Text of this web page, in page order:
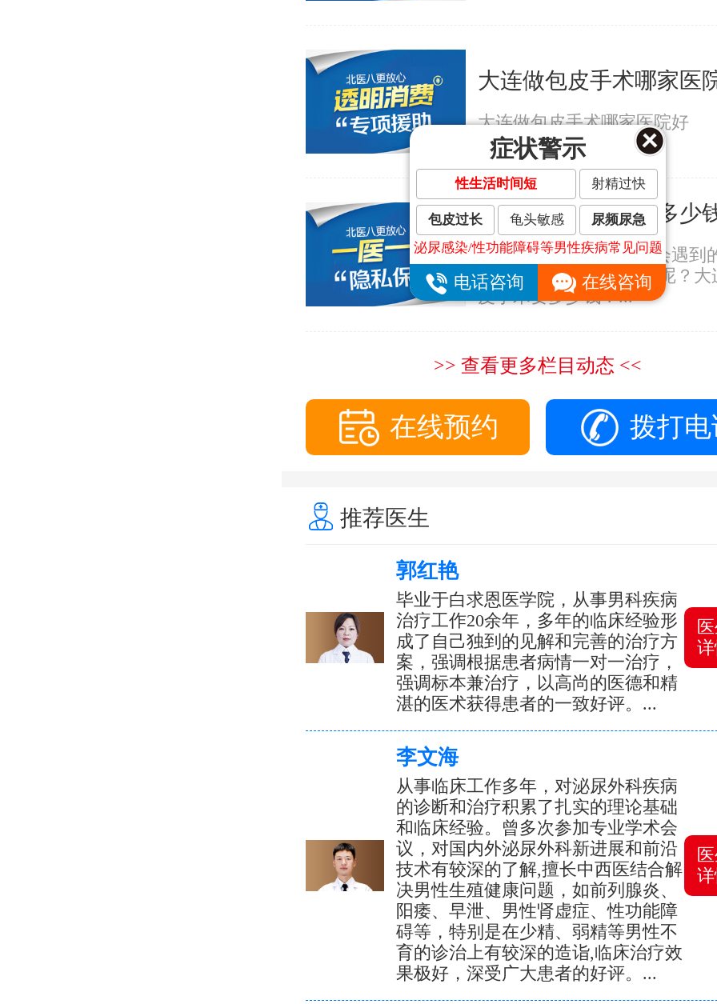
大连做包皮手术哪家医
大连做包皮手术哪家医院好
大连割包皮手术要多少
包皮过长是许多男人都会遇到
题。 那包皮怎么会太长呢？大
皮手术要多少钱？...
>> 查看更多栏目动态 <<
在线预约 拨打电
推荐医生
郭红艳
毕业于白求恩医学院，从事男科疾病
治疗工作20余年，多年的临床经验形
成了自己独到的见解和完善的治疗方
案，强调根据患者病情一对一治疗，
强调标本兼治疗，以高尚的医德和精
湛的医术获得患者的一致好评。...
李文海
从事临床工作多年，对泌尿外科疾病
的诊断和治疗积累了扎实的理论基础
和临床经验。曾多次参加专业学术会
议，对国内外泌尿外科新进展和前沿
技术有较深的了解,擅长中西医结合解
决男性生殖健康问题，如前列腺炎、
阳痿、早泄、男性肾虚症、性功能障
碍等，特别是在少精、弱精等男性不
育的诊治上有较深的造诣,临床治疗效
果极好，深受广大患者的好评。...
症状警示
性生活时间短 射精过快
包皮过长 龟头敏感
尿频尿急
泌尿感染/性功能障碍等男性疾病常见问题
电话咨询 在线咨询